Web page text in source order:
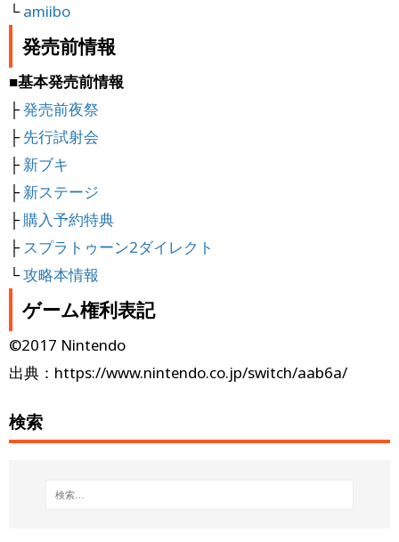
└amiibo
発売前情報
■基本発売前情報
├発売前夜祭
├先行試射会
├新ブキ
├新ステージ
├購入予約特典
├スプラトゥーン2ダイレクト
└攻略本情報
ゲーム権利表記
©2017 Nintendo
出典：https://www.nintendo.co.jp/switch/aab6a/
検索